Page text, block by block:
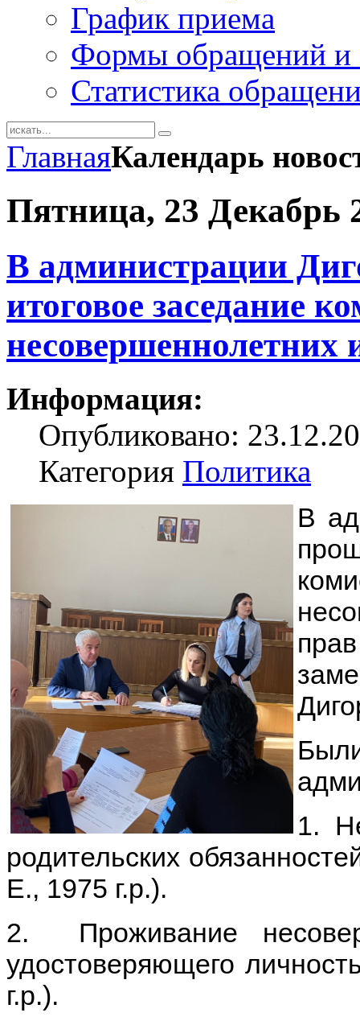
График приема
Формы обращений и
Статистика
ГлавнаяКалендарь
Пятница, 23 Декабрь
В администрации
итоговое заседание
несовершеннолетних
Информация:
Опубликовано:
Категория Политика
В
1.
родительских
Е., 1975 г.р.).
2. Проживание
удостоверяющего
г.р.).